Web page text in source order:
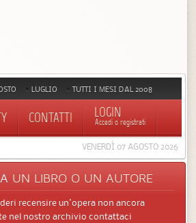
LUGLIO TUTTI I MESI DAL 2008
CONTATTI LOGIN
Accedi o registrati
VENERDÌ 07 AGOSTO 2026
UN LIBRO O UN AUTORE
recensire un'opera non ancora
nel nostro archivio contattaci